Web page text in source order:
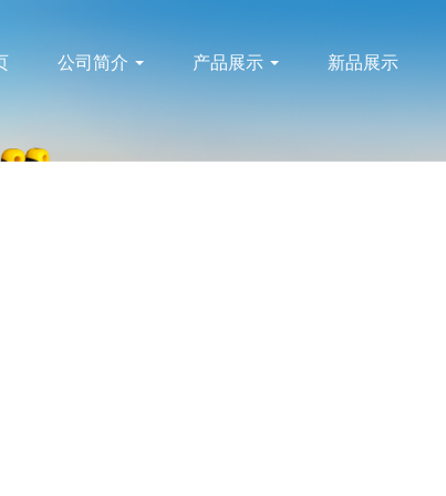
公司简介 产品展示 新品展示